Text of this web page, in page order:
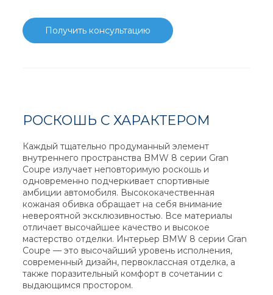
Получить консультацию
РОСКОШЬ С ХАРАКТЕРОМ
Каждый тщательно продуманный элемент
внутреннего пространства BMW 8 серии Gran
Coupe излучает неповторимую роскошь и
одновременно подчеркивает спортивные
амбиции автомобиля. Высококачественная
кожаная обивка обращает на себя внимание
невероятной эксклюзивностью. Все материалы
отличает высочайшее качество и высокое
мастерство отделки. Интерьер BMW 8 серии Gran
Coupe — это высочайший уровень исполнения,
современный дизайн, первоклассная отделка, а
также поразительный комфорт в сочетании с
выдающимся простором.